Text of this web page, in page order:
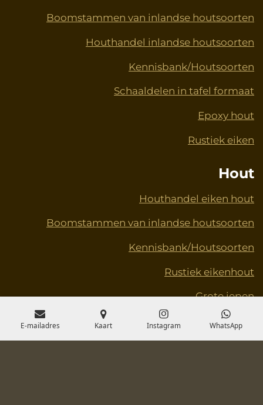
Boomstammen van inlandse houtsoorten
Houthandel inlandse houtsoorten
Kennisbank/Houtsoorten
Schaaldelen in tafel formaat
Epoxy hout
Rustiek eiken
Hout
Houthandel eiken hout
Boomstammen van inlandse houtsoorten
Kennisbank/Houtsoorten
Rustiek eikenhout
Grote iepen
Schaaldelen – Doe-het-zelf
E-mailadres Kaart Instagram WhatsApp